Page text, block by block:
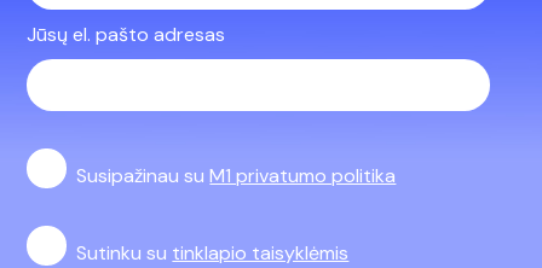
Jūsų el. pašto adresas
Susipažinau suM1 privatumo politika
Sutinku su tinklapio taisyklėmis